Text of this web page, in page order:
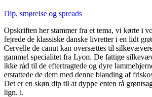
Catering
Catering &
MadkurserMadkurser
& Teambuilding
OpskrifterOpskrifterOpskrifter
Foodservice
Foodservice
DetailDetailDetail
ProjekterProjekter&&rådgivning
rådgivning
EventkalenderEventkalender
Dip, smørelse og spreads
Opskriften her stammer fra et tema, vi kørte i
fejrede de klassiske danske livretter i en lidt
Cervelle de canut kan oversættes til
gammel specialitet fra Lyon. De fattige
ikke råd til de eftertragtede og dyre
erstattede de dem med denne blanding af
Det er en skøn dip til at dyppe enten rå
lign. i.